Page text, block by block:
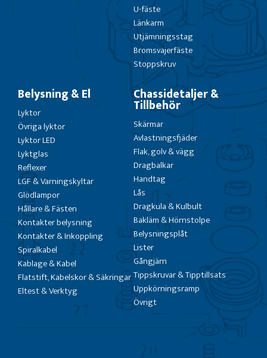
U-fäste
Länkarm
Utjämningsstag
Bromsvajerfäste
Stoppskruv
Belysning & El
Lyktor
Övriga lyktor
Lyktor LED
Lyktglas
Reflexer
LGF & Varningskyltar
Glödlampor
Hållare & Fästen
Kontakter belysning
Kontakter & Inkoppling
Spiralkabel
Kablage & Kabel
Flatstift, Kabelskor & Säkringar
Eltest & Verktyg
Chassidetaljer &
Tillbehör
Skärmar
Avlastningsfjäder
Flak, golv & vägg
Dragbalkar
Handtag
Lås
Dragkula & Kulbult
Bakläm & Hörnstolpe
Belysningsplåt
Lister
Gångjärn
Tippskruvar & Tipptillsats
Uppkörningsramp
Övrigt